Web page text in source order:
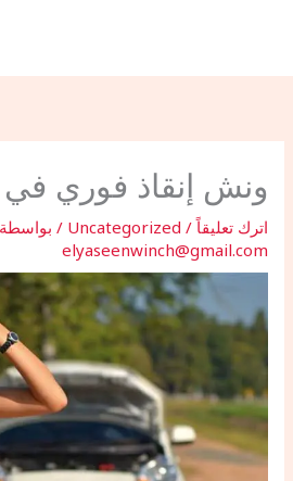
ونش إنقاذ فوري في
اترك تعليقاً /
Uncategorized / بواسطة
elyaseenwinch@gmail.com